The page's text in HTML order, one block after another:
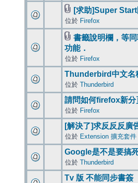
[求助]Super Start
位於 Firefox
書籤說明欄，等
功能．
位於 Firefox
Thunderbird中文名
位於 Thunderbird
請問如何firefox新分
位於 Firefox
[解決了]求反反反廣
位於 Extension 擴充套件
Google是不是要搞
位於 Thunderbird
Tv 版 不能同步書簽